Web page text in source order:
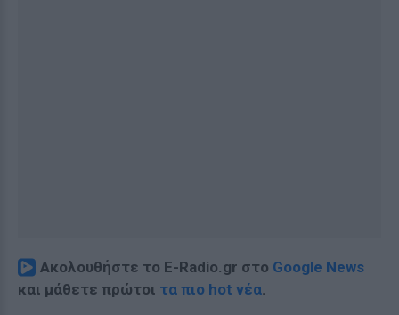
Ακολουθήστε το E-Radio.gr στο Google News
και μάθετε πρώτοι τα πιο hot νέα.